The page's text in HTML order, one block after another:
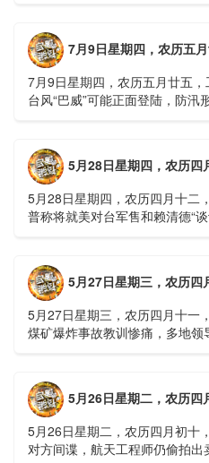
7月9日星期四，农历五
7月9日星期四，农历五月廿五
台风“巴威”可能正面登陆，防
5月28日星期四，农历四
5月28日星期四，农历四月十二
普称将就美对台军售和赖清德“
5月27日星期三，农历四
5月27日星期三，农历四月十一
煤矿爆炸事故教训惨痛，多地
5月26日星期二，农历四
5月26日星期二，农历四月初十
对方间谍，航天工程师仍偷拍